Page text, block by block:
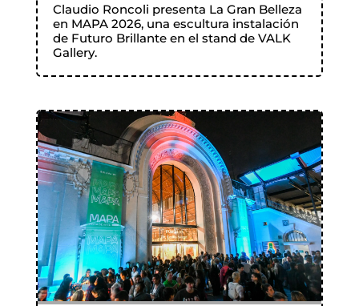
Claudio Roncoli presenta La Gran Belleza
en MAPA 2026, una escultura instalación
de Futuro Brillante en el stand de VALK
Gallery.